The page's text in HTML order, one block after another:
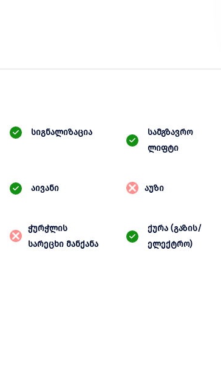
სიგნალიზაცია
სამგზავრო
ლიფტი
აივანი აუზი
ჭურჭლის
სარეცხი მანქანა
ქურა (გაზის/
ელექტრო)